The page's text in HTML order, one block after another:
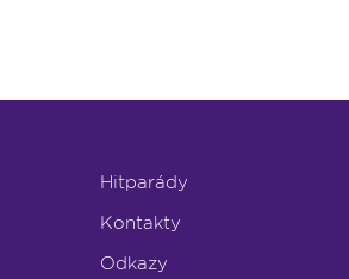
Hitparády
Kontakty
Odkazy